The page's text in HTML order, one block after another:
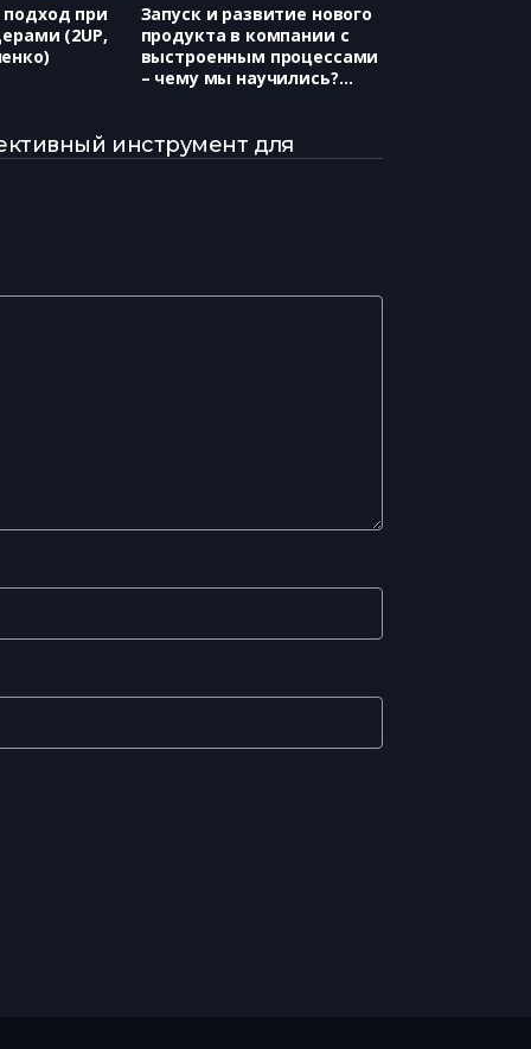
при
(2UP,
Запуск и развитие нового
продукта в компании с
выстроенным процессами
– чему мы научились?
инструмент для